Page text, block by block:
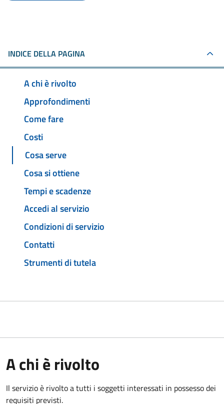
INDICE DELLA PAGINA
A chi è rivolto
Approfondimenti
Come fare
Costi
Cosa serve
Cosa si ottiene
Tempi e scadenze
Accedi al servizio
Condizioni di servizio
Contatti
Strumenti di tutela
A chi è rivolto
Il servizio è rivolto a tutti i soggetti interessati in possesso dei
requisiti previsti.